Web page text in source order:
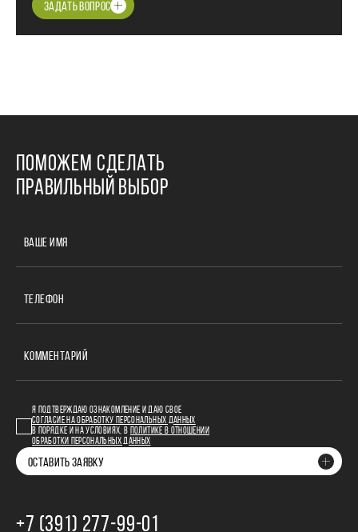
ЗАДАТЬ ВОПРОС
ПОМОЖЕМ СДЕЛАТЬ
ПРАВИЛЬНЫЙ ВЫБОР
ВАШЕ ИМЯ
ТЕЛЕФОН
КОММЕНТАРИЙ
Я ПОДТВЕРЖДАЮ ОЗНАКОМЛЕНИЕ И ДАЮ СВОЕ
СОГЛАСИЕ НА ОБРАБОТКУ ПЕРСОНАЛЬНЫХ ДАННЫХ
В ПОРЯДКЕ И НА УСЛОВИЯХ, В
ПОЛИТИКЕ В ОТНОШЕНИИ
ОБРАБОТКИ ПЕРСОНАЛЬНЫХ ДАННЫХ
ОСТАВИТЬ ЗАЯВКУ
+7 (391) 277‒99‒01